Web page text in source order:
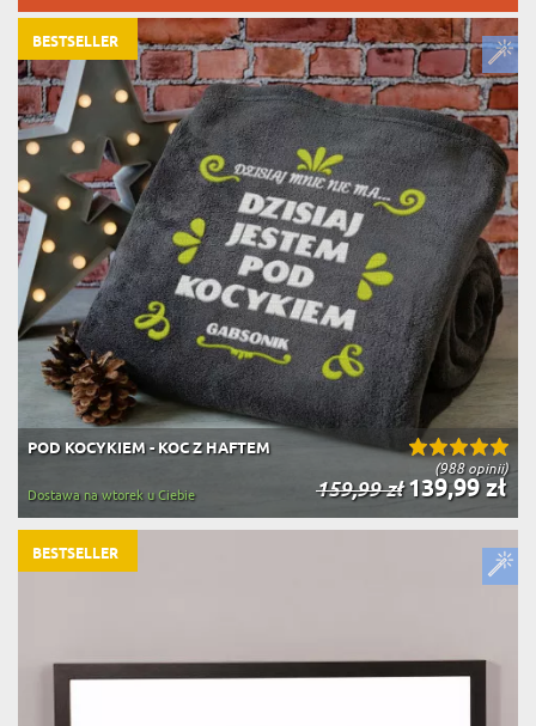
(988 opinii)
POD KOCYKIEM - KOC Z HAFTEM
159,99 zł139,99 zł
Dostawa na wtorek u Ciebie
BESTSELLER
BESTSELLER